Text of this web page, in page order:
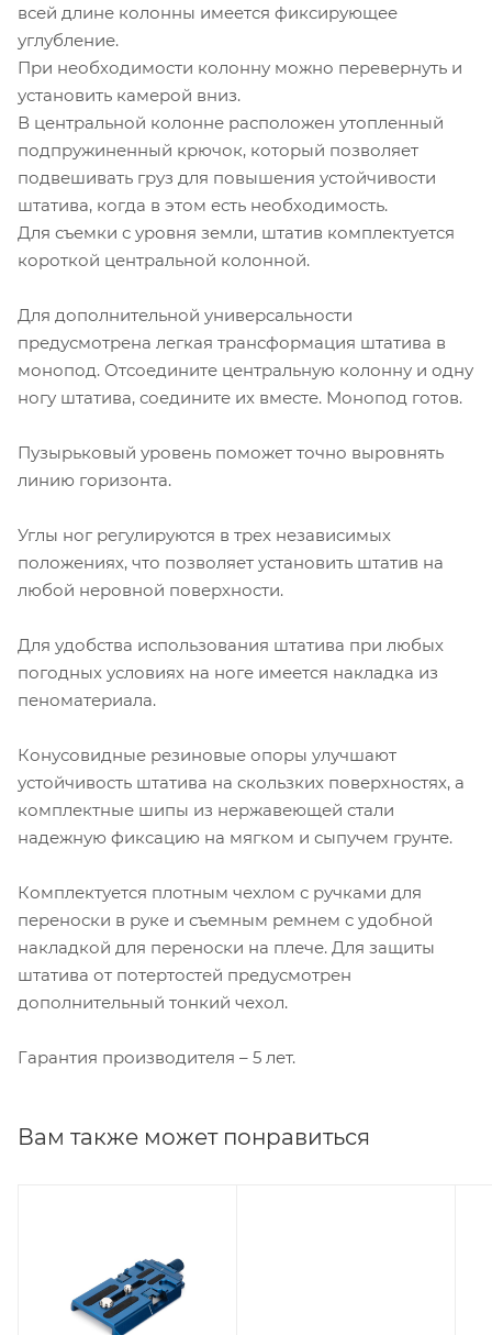
всей длине колонны имеется фиксирующее
углубление.
При необходимости колонну можно перевернуть и
установить камерой вниз.
В центральной колонне расположен утопленный
подпружиненный крючок, который позволяет
подвешивать груз для повышения устойчивости
штатива, когда в этом есть необходимость.
Для съемки с уровня земли, штатив комплектуется
короткой центральной колонной.
Для дополнительной универсальности
предусмотрена легкая трансформация штатива в
монопод. Отсоедините центральную колонну и одну
ногу штатива, соедините их вместе. Монопод готов.
Пузырьковый уровень поможет точно выровнять
линию горизонта.
Углы ног регулируются в трех независимых
положениях, что позволяет установить штатив на
любой неровной поверхности.
Для удобства использования штатива при любых
погодных условиях на ноге имеется накладка из
пеноматериала.
Конусовидные резиновые опоры улучшают
устойчивость штатива на скользких поверхностях, а
комплектные шипы из нержавеющей стали
надежную фиксацию на мягком и сыпучем грунте.
Комплектуется плотным чехлом с ручками для
переноски в руке и съемным ремнем с удобной
накладкой для переноски на плече. Для защиты
штатива от потертостей предусмотрен
дополнительный тонкий чехол.
Гарантия производителя – 5 лет.
Вам также может понравиться